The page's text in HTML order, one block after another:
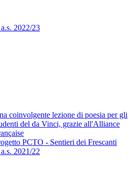
2022/23
coinvolgente lezione di poesia per gli
del da Vinci, grazie all'Alliance
PCTO - Sentieri dei Frescanti
2021/22